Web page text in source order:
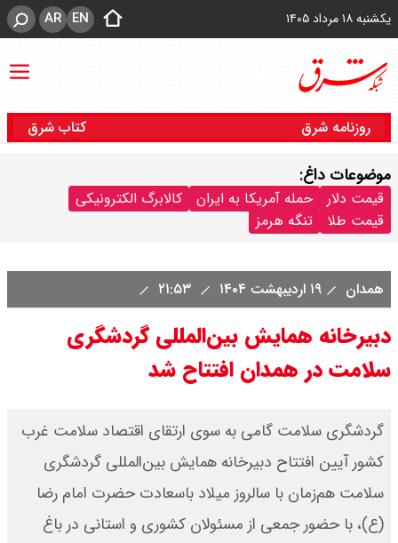
یکشنبه ۱۸ مرداد ۱۴۰۵ EN
AR
روزنامه شرق کتاب شرق
موضوعات داغ:
قیمت دلار حمله آمریکا به ایران
کالابرگ الکترونیکی
قیمت طلا
تنگه هرمز
همدان ۱۹ اردیبهشت ۱۴۰۴
دبیرخانه همایش بین‌المللی گردشگری
سلامت در همدان افتتاح شد
گردشگری سلامت گامی به سوی ارتقای اقتصاد سلامت غرب
کشور آیین افتتاح دبیرخانه همایش بین‌المللی گردشگری
سلامت هم‌زمان با سالروز میلاد باسعادت حضرت امام رضا
(ع)، با حضور جمعی از مسئولان کشوری و استانی در باغ